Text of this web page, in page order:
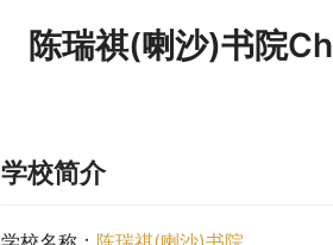
陈瑞祺(喇沙)书院
学校简介